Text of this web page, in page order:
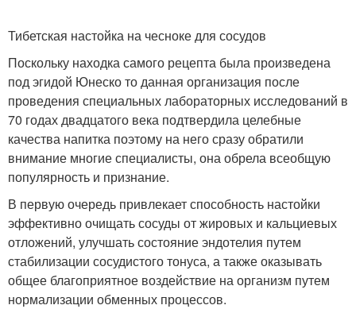
Тибетская настойка на чесноке для сосудов
Поскольку находка самого рецепта была произведена
под эгидой Юнеско то данная организация после
проведения специальных лабораторных исследований в
70 годах двадцатого века подтвердила целебные
качества напитка поэтому на него сразу обратили
внимание многие специалисты, она обрела всеобщую
популярность и признание.
В первую очередь привлекает способность настойки
эффективно очищать сосуды от жировых и кальциевых
отложений, улучшать состояние эндотелия путем
стабилизации сосудистого тонуса, а также оказывать
общее благоприятное воздействие на организм путем
нормализации обменных процессов.